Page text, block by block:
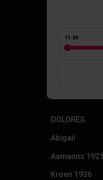
11.30
DOLORES
Abigail
Aamanns 1921
Kroen 1936